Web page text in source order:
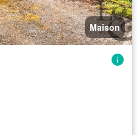
Maison